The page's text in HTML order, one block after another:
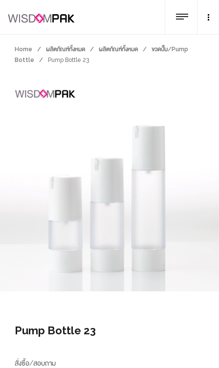
Home / ผลิตภัณฑ์ทั้งหมด / ผลิตภัณฑ์ทั้งหมด /
ขวดปั๊ม/Pump
Bottle
/ Pump Bottle 23
Pump Bottle 23
สั่งซื้อ/สอบถาม